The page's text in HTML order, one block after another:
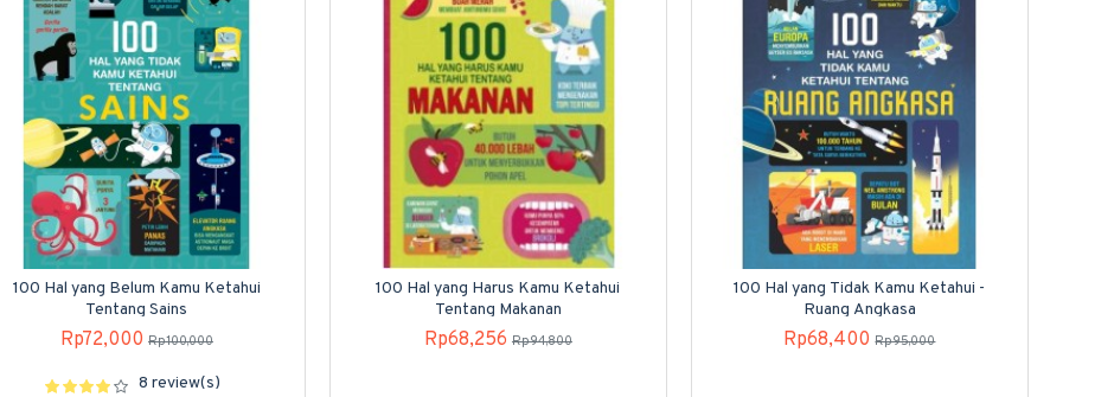
100 Hal yang Belum Kamu Ketahui
Tentang Sains
Rp72,000 Rp100,000
8 review(s)
100 Hal yang Harus Kamu Ketahui
Tentang Makanan
Rp68,256 Rp94,800
100 Hal yang Tidak Kamu Ketahui -
Ruang Angkasa
Rp68,400 Rp95,000